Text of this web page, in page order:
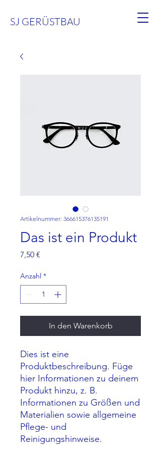
SJ GERÜSTBAU
Artikelnummer: 366615376135191
Das ist ein Produkt
7,50 €
Anzahl *
In den Warenkorb
Dies ist eine
Produktbeschreibung. Füge
hier Informationen zu deinem
Produkt hinzu, z. B.
Informationen zu Größen und
Materialien sowie allgemeine
Pflege- und
Reinigungshinweise.